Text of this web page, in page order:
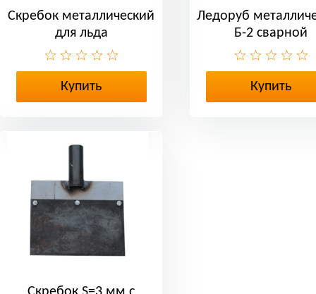
Скребок металлический
для льда
Купить
Ледоруб
Б-2 сварной
Купить